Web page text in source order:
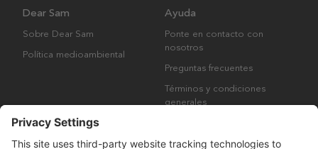
Dear Sam
Sobre Dear Sam
Política medioambiental
Ayuda
Ponte en contacto con
nosotros
Preguntas frecuentes
Términos y condiciones
generales